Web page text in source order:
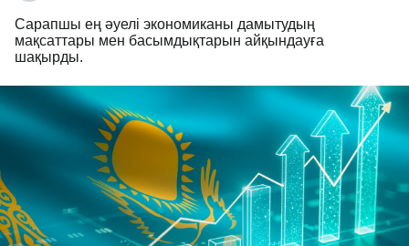
Сарапшы ең әуелі экономиканы дамытудың
мақсаттары мен басымдықтарын айқындауға
шақырды.